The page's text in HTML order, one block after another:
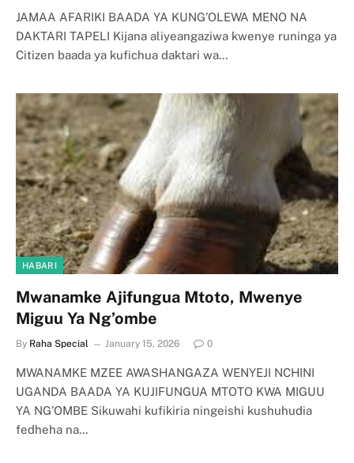
JAMAA AFARIKI BAADA YA KUNG’OLEWA MENO NA
DAKTARI TAPELI Kijana aliyeangaziwa kwenye runinga ya
Citizen baada ya kufichua daktari wa…
HABARI
Mwanamke Ajifungua Mtoto, Mwenye
Miguu Ya Ng’ombe
By Raha Special January 15, 2026 0
MWANAMKE MZEE AWASHANGAZA WENYEJI NCHINI
UGANDA BAADA YA KUJIFUNGUA MTOTO KWA MIGUU
YA NG’OMBE Sikuwahi kufikiria ningeishi kushuhudia
fedheha na…